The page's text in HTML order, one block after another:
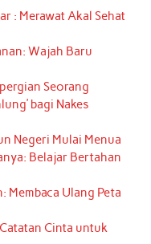
: Merawat Akal Sehat
Wajah Baru
Seorang
bagi Nakes
Negeri Mulai Menua
Belajar Bertahan
Membaca Ulang Peta
Cinta untuk